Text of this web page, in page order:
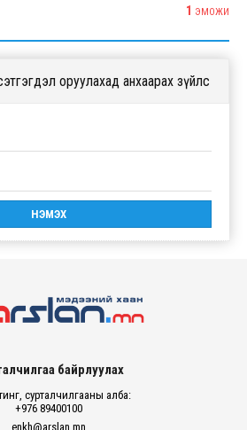
1 ЭМОЖИ
оруулахад анхаарах зүйлс
байрлуулах
сурталчилгааны алба:
+976 89400100
enkh@arslan.mn